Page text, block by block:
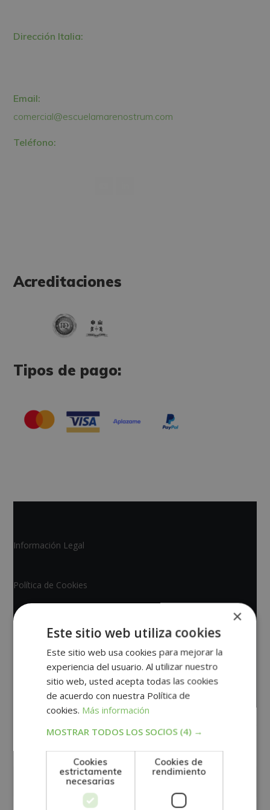
Dirección Italia:
Email:
comercial@escuelamarenostrum.com
Teléfono:
Acreditaciones
Tipos de pago:
Información Legal
Política de Cookies
Mapa del Sitio
Mare Nostrum Business School | Copyright © 2026
×
Este sitio web utiliza cookies
Este sitio web usa cookies para mejorar la
experiencia del usuario. Al utilizar nuestro
sitio web, usted acepta todas las cookies
de acuerdo con nuestra Política de
cookies. Más información
MOSTRAR TODOS LOS SOCIOS (4) →
Cookies
estrictamente
necesarias
Cookies de
rendimiento